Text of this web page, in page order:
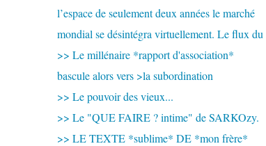
l’espace de seulement deux années le marché
mondial se désintégra virtuellement. Le flux du
>> Le millénaire *rapport d'association*
bascule alors vers >la subordination
>> Le pouvoir des vieux...
>> Le "QUE FAIRE ? intime" de SARKOzy.
>> LE TEXTE *sublime* DE *mon frère*